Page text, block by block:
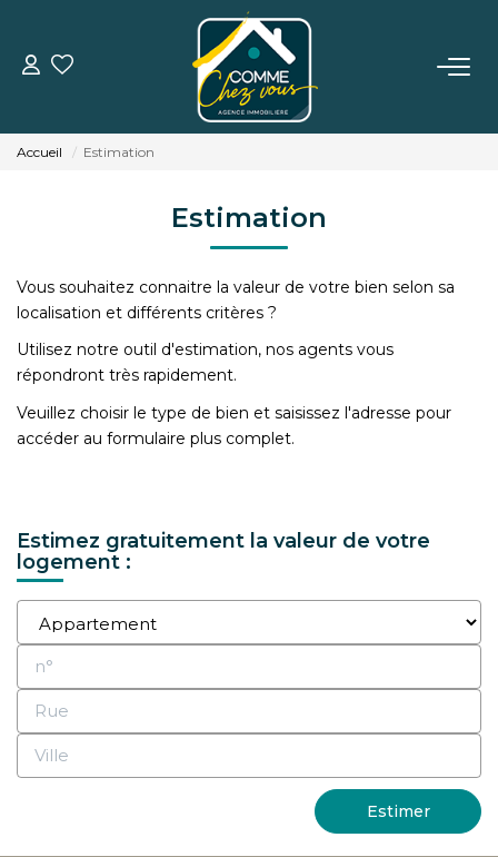
VENTE
ESTIMATION
BIENS VENDUS
L'AGENCE
TÉMOIGNAGES
Accueil Estimation
Estimation
Vous souhaitez connaitre la valeur de votre bien selon sa
localisation et différents critères ?
Utilisez notre outil d'estimation, nos agents vous
répondront très rapidement.
Veuillez choisir le type de bien et saisissez l'adresse pour
accéder au formulaire plus complet.
Estimez gratuitement la valeur de votre
logement :
Estimer